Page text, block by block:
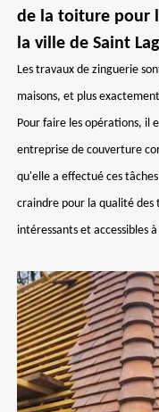
de la toiture pour
la ville de Saint
Les travaux de zinguerie
maisons, et plus
Pour faire les opérations, il
entreprise de couverture
qu'elle a effectué ces
craindre pour la qualité des
intéressants et accessibles